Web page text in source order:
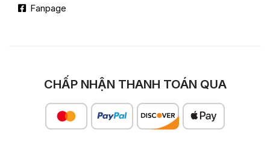
Fanpage
CHẤP NHẬN THANH TOÁN QUA